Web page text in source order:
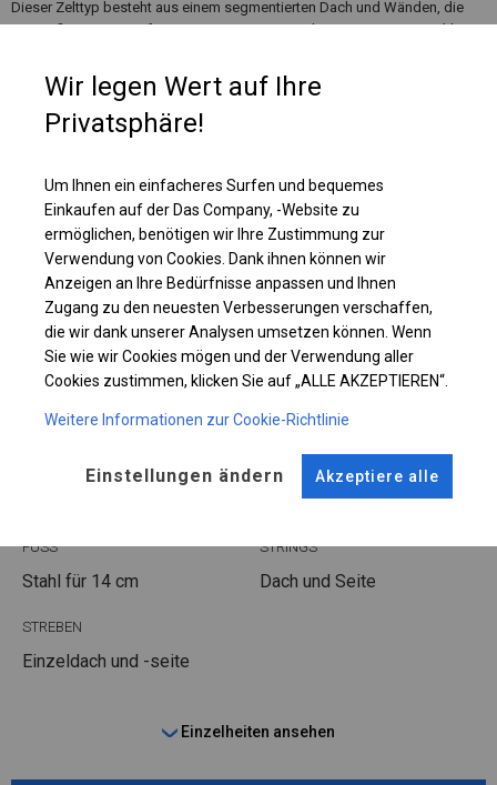
Dieser Zelttyp besteht aus einem segmentierten Dach und Wänden, die
mit großen Sprossenfenstern ausgestattet sind. Es ist eine gute Wahl,
organisieren. Dann können wir einmal ein kleineres Zelt aufstellen oder
mehr Segmente hinzufügen, um mehr Platz zu schaffen.
Plane ändern
KONSTRUKTION
POLAR
ANSCHLÜSSE
Stahl ca.fi 54 mm
FUSS
Stahl für 14 cm
STRINGS
Dach und Seite
STREBEN
Einzeldach und -seite
Einzelheiten ansehen
Wir legen Wert auf Ihre
Privatsphäre!
Um Ihnen ein einfacheres Surfen und bequemes
Einkaufen auf der Das Company, -Website zu
ermöglichen, benötigen wir Ihre Zustimmung zur
Verwendung von Cookies. Dank ihnen können wir
Anzeigen an Ihre Bedürfnisse anpassen und Ihnen
Zugang zu den neuesten Verbesserungen verschaffen,
die wir dank unserer Analysen umsetzen können. Wenn
Sie wie wir Cookies mögen und der Verwendung aller
Cookies zustimmen, klicken Sie auf „ALLE AKZEPTIEREN“.
Weitere Informationen zur Cookie-Richtlinie
Einstellungen ändern Akzeptiere alle